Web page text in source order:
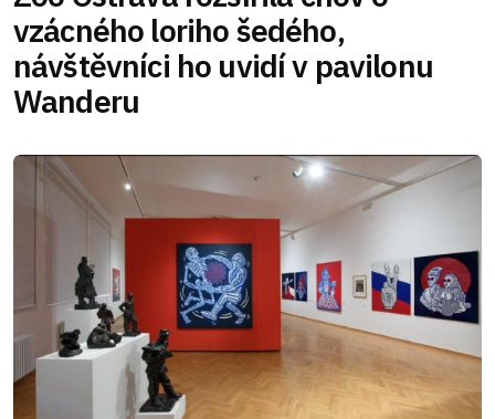
vzácného loriho šedého,
návštěvníci ho uvidí v pavilonu
Wanderu